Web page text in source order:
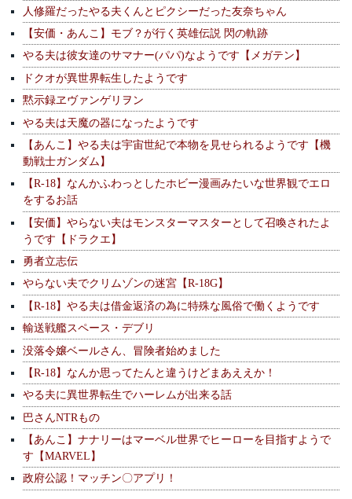
人修羅だったやる夫くんとピクシーだった友奈ちゃん
【安価・あんこ】モブ？が行く英雄伝説 閃の軌跡
やる夫は彼女達のサマナー(パパ)なようです【メガテン】
ドクオが異世界転生したようです
黙示録ヱヴァンゲリヲン
やる夫は天魔の器になったようです
【あんこ】やる夫は宇宙世紀で本物を見せられるようです【機
動戦士ガンダム】
【R-18】なんかふわっとしたホビー漫画みたいな世界観でエロ
をするお話
【安価】やらない夫はモンスターマスターとして召喚されたよ
うです【ドラクエ】
勇者立志伝
やらない夫でクリムゾンの迷宮【R-18G】
【R-18】やる夫は借金返済の為に特殊な風俗で働くようです
輸送戦艦スペース・デブリ
没落令嬢ベールさん、冒険者始めました
【R-18】なんか思ってたんと違うけどまあええか！
やる夫に異世界転生でハーレムが出来る話
巴さんNTRもの
【あんこ】ナナリーはマーベル世界でヒーローを目指すようで
す【MARVEL】
政府公認！マッチン〇アプリ！